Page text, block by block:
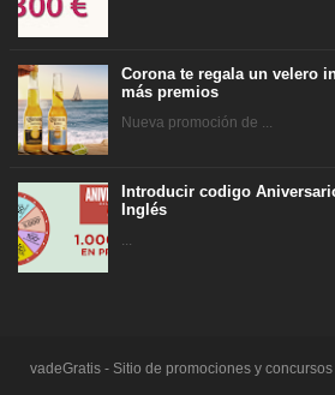
Corona te regala un velero
más premios
Nueva promoción de ...
Introducir codigo
Inglés
...
vadeGratis - Sitio de promociones y